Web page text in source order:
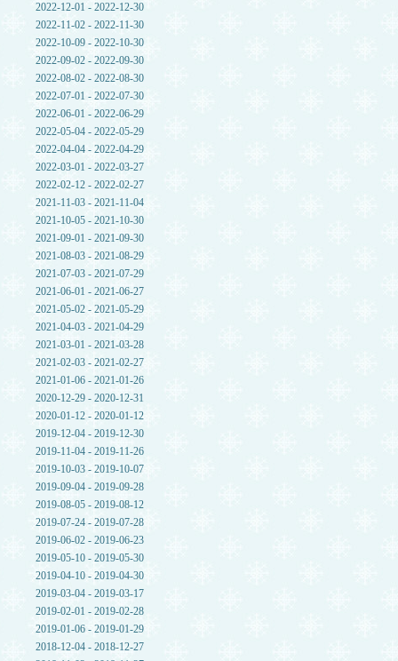
2022-12-01 - 2022-12-30
2022-11-02 - 2022-11-30
2022-10-09 - 2022-10-30
2022-09-02 - 2022-09-30
2022-08-02 - 2022-08-30
2022-07-01 - 2022-07-30
2022-06-01 - 2022-06-29
2022-05-04 - 2022-05-29
2022-04-04 - 2022-04-29
2022-03-01 - 2022-03-27
2022-02-12 - 2022-02-27
2021-11-03 - 2021-11-04
2021-10-05 - 2021-10-30
2021-09-01 - 2021-09-30
2021-08-03 - 2021-08-29
2021-07-03 - 2021-07-29
2021-06-01 - 2021-06-27
2021-05-02 - 2021-05-29
2021-04-03 - 2021-04-29
2021-03-01 - 2021-03-28
2021-02-03 - 2021-02-27
2021-01-06 - 2021-01-26
2020-12-29 - 2020-12-31
2020-01-12 - 2020-01-12
2019-12-04 - 2019-12-30
2019-11-04 - 2019-11-26
2019-10-03 - 2019-10-07
2019-09-04 - 2019-09-28
2019-08-05 - 2019-08-12
2019-07-24 - 2019-07-28
2019-06-02 - 2019-06-23
2019-05-10 - 2019-05-30
2019-04-10 - 2019-04-30
2019-03-04 - 2019-03-17
2019-02-01 - 2019-02-28
2019-01-06 - 2019-01-29
2018-12-04 - 2018-12-27